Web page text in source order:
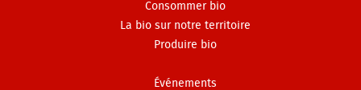
Consommer bio
La bio sur notre territoire
Produire bio
Événements